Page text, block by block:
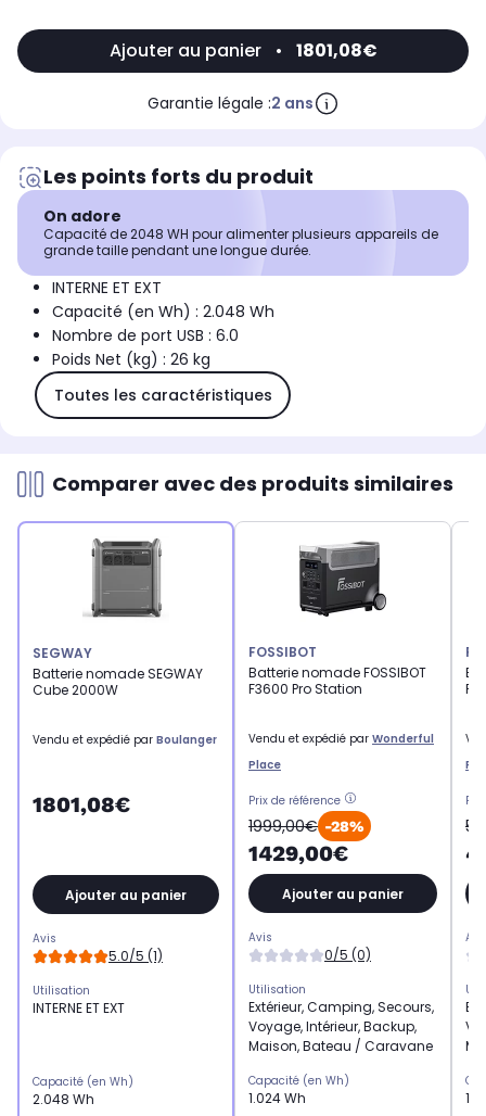
Ajouter au panier • 1801,08€
Garantie légale :2 ans
Les points forts du produit
On adore
Capacité de 2048 WH pour alimenter plusieurs appareils de
grande taille pendant une longue durée.
INTERNE ET EXT
Capacité (en Wh) : 2.048 Wh
Nombre de port USB : 6.0
Poids Net (kg) : 26 kg
Toutes les caractéristiques
Comparer avec des produits similaires
SEGWAY
Batterie nomade SEGWAY
Cube 2000W
Vendu et expédié par Boulanger
1801,08€
Ajouter au panier
Avis
5.0/5 (1)
Utilisation
INTERNE ET EXT
Capacité (en Wh)
2.048 Wh
FOSSIBOT
Batterie nomade FOSSIBOT
F3600 Pro Station
Vendu et expédié par Wonderful
Place
Prix de référence
1999,00€ -28%
1429,00€
Ajouter au panier
Avis
0/5 (0)
Utilisation
Extérieur, Camping, Secours,
Voyage, Intérieur, Backup,
Maison, Bateau / Caravane
Capacité (en Wh)
1.024 Wh